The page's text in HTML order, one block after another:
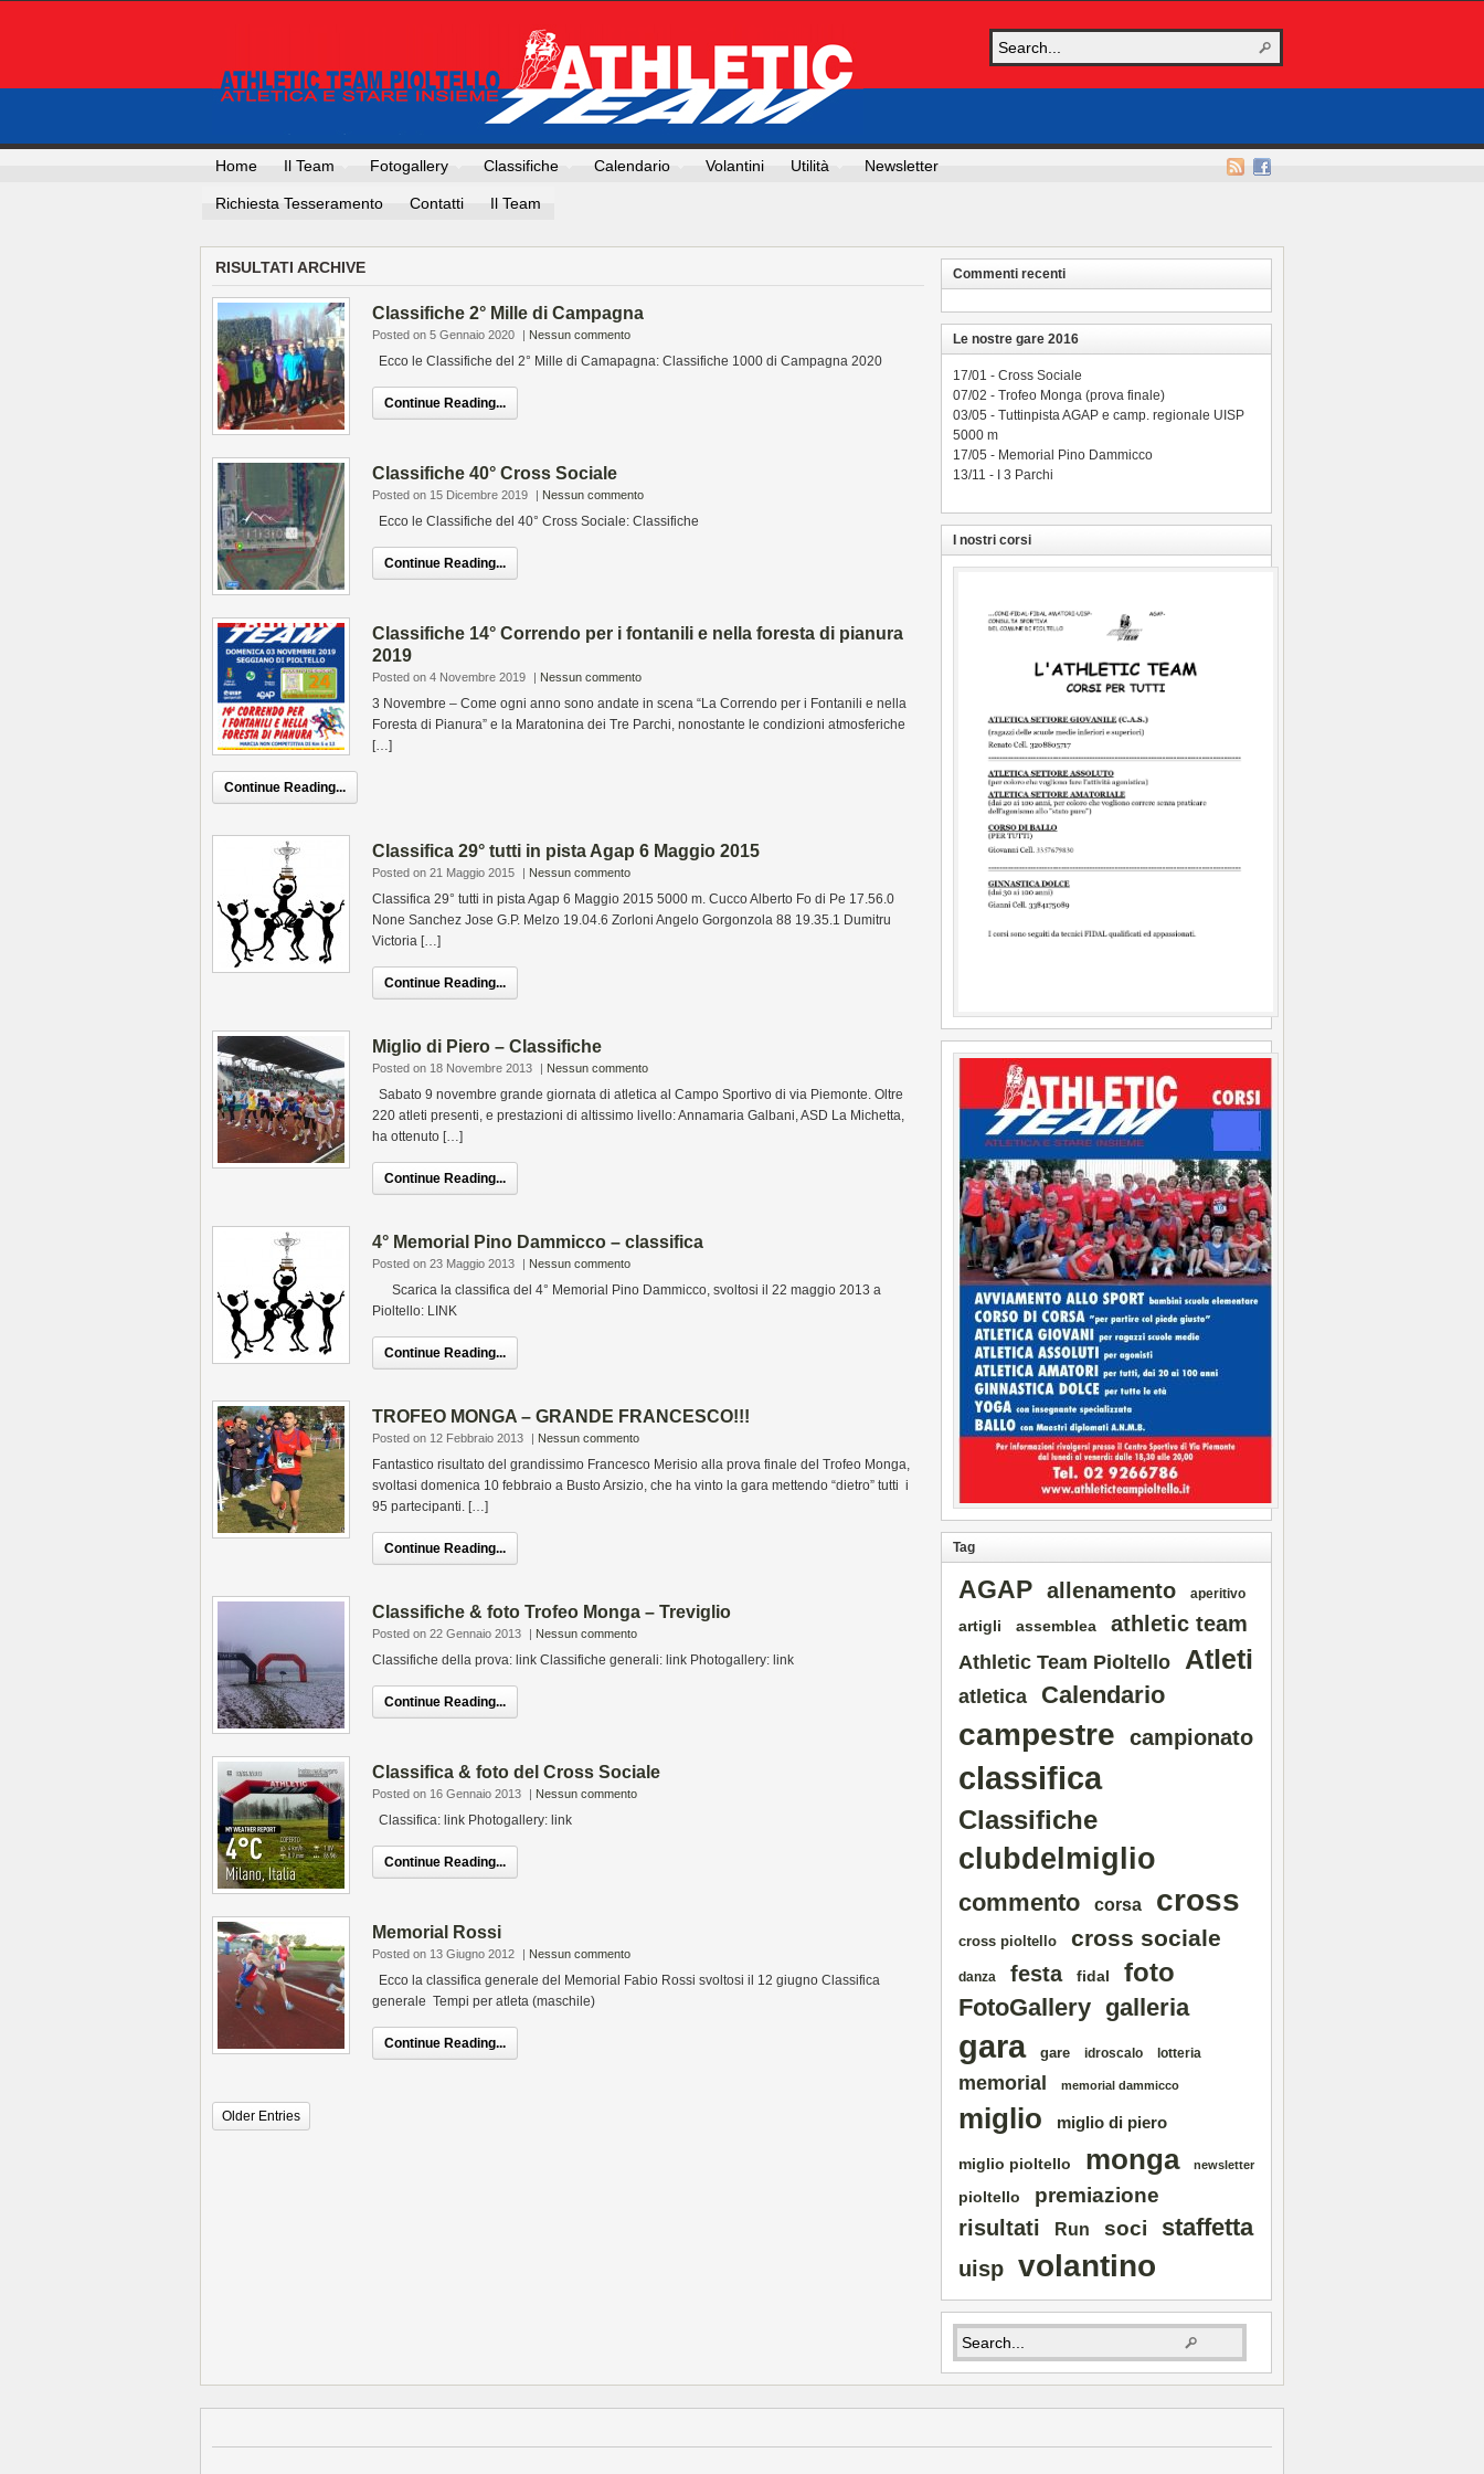
Home Il Team Fotogallery Classifiche Calendario Volantini Utilità Newsletter
Richiesta Tesseramento Contatti Il Team
RISULTATI ARCHIVE
Classifiche 2° Mille di Campagna
Posted on 5 Gennaio 2020 | Nessun commento
Ecco le Classifiche del 2° Mille di Camapagna: Classifiche 1000 di Campagna 2020
Continue Reading...
Classifiche 40° Cross Sociale
Posted on 15 Dicembre 2019 | Nessun commento
Ecco le Classifiche del 40° Cross Sociale: Classifiche
Continue Reading...
Classifiche 14° Correndo per i fontanili e nella foresta di pianura
2019
Posted on 4 Novembre 2019 | Nessun commento
3 Novembre – Come ogni anno sono andate in scena “La Correndo per i Fontanili e nella
Foresta di Pianura” e la Maratonina dei Tre Parchi, nonostante le condizioni atmosferiche
[…]
Continue Reading...
Classifica 29° tutti in pista Agap 6 Maggio 2015
Posted on 21 Maggio 2015 | Nessun commento
Classifica 29° tutti in pista Agap 6 Maggio 2015 5000 m. Cucco Alberto Fo di Pe 17.56.0
None Sanchez Jose G.P. Melzo 19.04.6 Zorloni Angelo Gorgonzola 88 19.35.1 Dumitru
Victoria […]
Continue Reading...
Miglio di Piero – Classifiche
Posted on 18 Novembre 2013 | Nessun commento
Sabato 9 novembre grande giornata di atletica al Campo Sportivo di via Piemonte. Oltre
220 atleti presenti, e prestazioni di altissimo livello: Annamaria Galbani, ASD La Michetta,
ha ottenuto […]
Continue Reading...
4° Memorial Pino Dammicco – classifica
Posted on 23 Maggio 2013 | Nessun commento
Scarica la classifica del 4° Memorial Pino Dammicco, svoltosi il 22 maggio 2013 a
Pioltello: LINK
Continue Reading...
TROFEO MONGA – GRANDE FRANCESCO!!!
Posted on 12 Febbraio 2013 | Nessun commento
Fantastico risultato del grandissimo Francesco Merisio alla prova finale del Trofeo Monga,
svoltasi domenica 10 febbraio a Busto Arsizio, che ha vinto la gara mettendo “dietro” tutti i
95 partecipanti. […]
Continue Reading...
Classifiche & foto Trofeo Monga – Treviglio
Posted on 22 Gennaio 2013 | Nessun commento
Classifiche della prova: link Classifiche generali: link Photogallery: link
Continue Reading...
Classifica & foto del Cross Sociale
Posted on 16 Gennaio 2013 | Nessun commento
Classifica: link Photogallery: link
Continue Reading...
Memorial Rossi
Posted on 13 Giugno 2012 | Nessun commento
Ecco la classifica generale del Memorial Fabio Rossi svoltosi il 12 giugno Classifica
generale Tempi per atleta (maschile)
Continue Reading...
Older Entries
Commenti recenti
Le nostre gare 2016
17/01 - Cross Sociale
07/02 - Trofeo Monga (prova finale)
03/05 - Tuttinpista AGAP e camp. regionale UISP
5000 m
17/05 - Memorial Pino Dammicco
13/11 - I 3 Parchi
I nostri corsi
Tag
AGAP allenamento aperitivo
artigli assemblea athletic team
Athletic Team Pioltello Atleti
atletica Calendario
campestre campionato
classifica
Classifiche
clubdelmiglio
commento corsa cross
cross pioltello cross sociale
danza festa fidal foto
FotoGallery galleria
gara gare idroscalo lotteria
memorial memorial dammicco
miglio miglio di piero
miglio pioltello monga newsletter
pioltello premiazione
risultati Run soci staffetta
uisp volantino